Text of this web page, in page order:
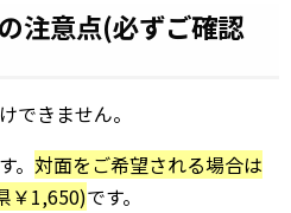
注意点(必ずご確認
できません。
対面をご希望される場合は
￥1,650)です。